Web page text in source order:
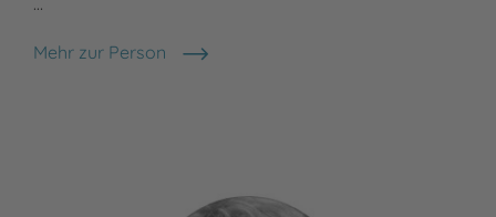
Mehr zur Person
Nele Moost